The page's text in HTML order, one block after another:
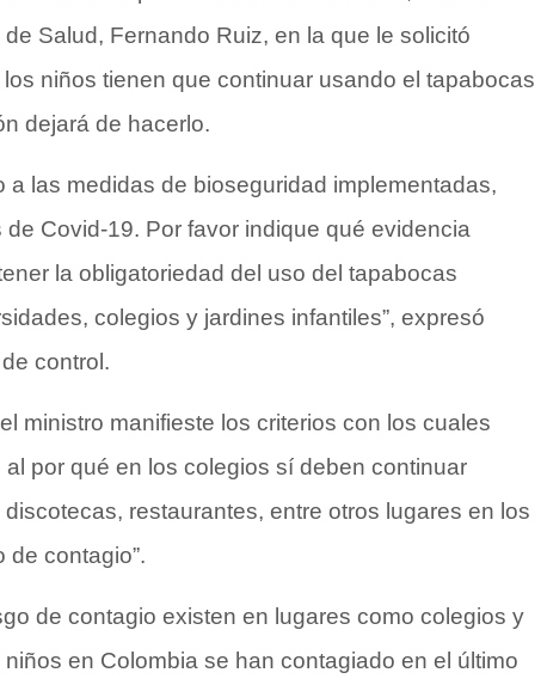
Salud, Fernando Ruiz, en la que le solicitó
niños tienen que continuar usando el tapabocas
dejará de hacerlo.
a las medidas de bioseguridad implementadas,
Covid-19. Por favor indique qué evidencia
la obligatoriedad del uso del tapabocas
colegios y jardines infantiles”, expresó
control.
ministro manifieste los criterios con los cuales
por qué en los colegios sí deben continuar
restaurantes, entre otros lugares en los
de contagio”.
de contagio existen en lugares como colegios y
en Colombia se han contagiado en el último